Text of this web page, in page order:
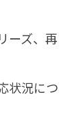
ーズ、再
状況につ